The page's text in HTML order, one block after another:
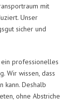
mit
Unser
sicher und
ein professionelles
Wir wissen, dass
kann. Deshalb
ohne Abstriche